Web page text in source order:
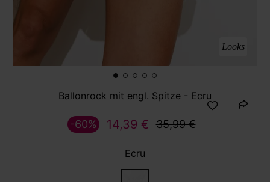
Looks
Ballonrock mit engl. Spitze - Ecru
14,39 € 35,99 €
-60%
Ecru